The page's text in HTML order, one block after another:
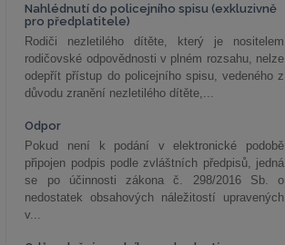
Nahlédnutí do policejního spisu (exkluzivně
pro předplatitele)
Rodiči nezletilého dítěte, který je nositelem
rodičovské odpovědnosti v plném rozsahu, nelze
odepřít přístup do policejního spisu, vedeného z
důvodu zranění nezletilého dítěte,...
Odpor
Pokud není k podání v elektronické podobě
připojen podpis podle zvláštních předpisů, jedná
se po účinnosti zákona č. 298/2016 Sb. o
nedostatek obsahových náležitostí upravených
v...